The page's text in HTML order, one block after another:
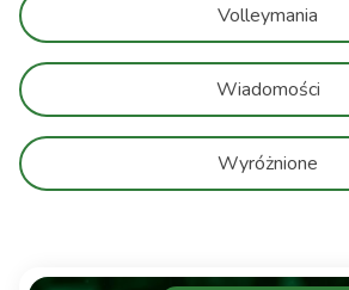
Volleymania
Wiadomości
Wyróżnione